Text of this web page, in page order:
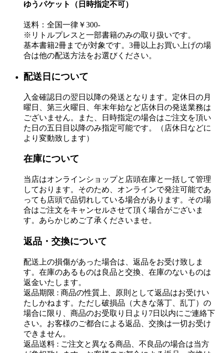
ゆうパケット（日時指定不可）
送料：全国一律￥300-
※リトルプレスと一部書籍のみの取り扱いです。
基本書籍2冊までが対象です。3冊以上お買い上げの場
合は他の配送方法をお選びください。
配送日について
入金確認日の翌日以降の発送となります。定休日の月
曜日、第三火曜日、年末年始など店休日の発送業務は
ございません。また、日時指定の場合はご注文を頂い
た日の五日目以降のみ指定可能です。（店休日などに
より変動致します）
在庫について
当店はオンラインショップと店頭在庫と一括して管理
しております。そのため、オンラインで発注可能であ
っても店頭で品切れしている場合があります。その場
合はご注文をキャンセルさせて頂く場合がございま
す。あらかじめご了承くださいませ。
返品・交換について
配送上の損傷があった場合は、返品をお受け致しま
す。在庫のあるものは良品と交換、在庫のないものは
返金いたします。
返品期限 : 商品の性質上、原則として返品はお受けい
たしかねます。ただし破損品（大きな落丁、乱丁）の
場合に限り、商品のお受取り日より7日以内にご連絡下
さい。お客様のご都合による返品、交換は一切お受け
できません。
返品送料 : ご注文と異なる商品、不良品の場合は当方